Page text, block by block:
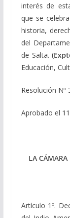
interés de
que se
historia,
del
de Salta.
Educación,
Resolución Nº
Aprobado el
LA CÁMARA
Artículo 1º.